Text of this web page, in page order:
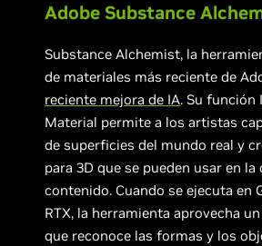
Adobe Substance
Substance Alchemist, la
de materiales más reciente de
reciente mejora de IA. Su función
Material permite a los artistas
de superficies del mundo real y
para 3D que se pueden usar en la
contenido. Cuando se ejecuta en
RTX, la herramienta aprovecha
que reconoce las formas y los